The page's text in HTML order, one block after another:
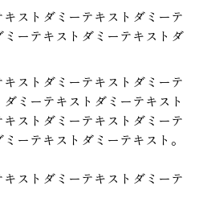
ストダミーテキストダミーテ
ーテキストダミーテキストダ
ストダミーテキストダミーテ
ミーテキストダミーテキスト
ストダミーテキストダミーテ
ーテキストダミーテキスト。
ストダミーテキストダミーテ